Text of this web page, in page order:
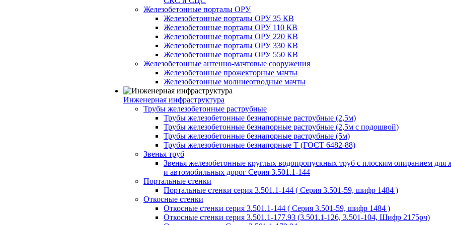
Железобетонные порталы ОРУ
Железобетонные порталы ОРУ 35 КВ
Железобетонные порталы ОРУ 110 КВ
Железобетонные порталы ОРУ 220 КВ
Железобетонные порталы ОРУ 330 КВ
Железобетонные порталы ОРУ 550 КВ
Железобетонные антенно-мачтовые сооружения
Железобетонные прожекторные мачты
Железобетонные молниеотводные мачты
Инженерная инфраструктура
Трубы железобетонные раструбные
Трубы железобетонные безнапорные раструбные (2,5м)
Трубы железобетонные безнапорные раструбные (2,5м с подошвой)
Трубы железобетонные безнапорные раструбные (5м)
Трубы железобетонные безнапорные Т (ГОСТ 6482-88)
Звенья труб
Звенья железобетонные круглых водопропускных труб с плоским опиранием для
и автомобильных дорог Серия 3.501.1-144
Портальные стенки
Портальные стенки серия 3.501.1-144 ( Серия 3.501-59, шифр 1484 )
Откосные стенки
Откосные стенки серия 3.501.1-144 ( Серия 3.501-59, шифр 1484 )
Откосные стенки серия 3.501.1-177.93 (3.501.1-126, 3.501-104, Шифр 2175рч)